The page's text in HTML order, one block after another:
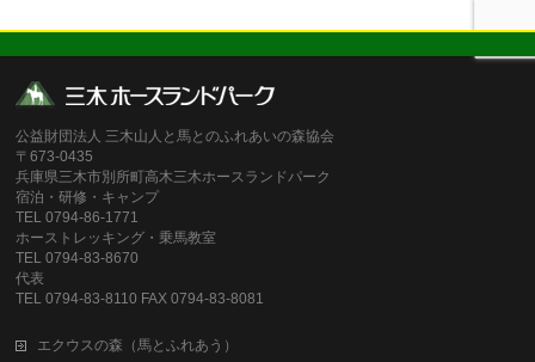
公益財団法人 三木山人と馬とのふれあいの森協会
〒673-0435
兵庫県三木市別所町高木三木ホースランドパーク
宿泊・研修・キャンプ
TEL 0794-86-1771
ホーストレッキング・乗馬教室
TEL 0794-83-8670
代表
TEL 0794-83-8110 FAX 0794-83-8081
エクウスの森（馬とふれあう）